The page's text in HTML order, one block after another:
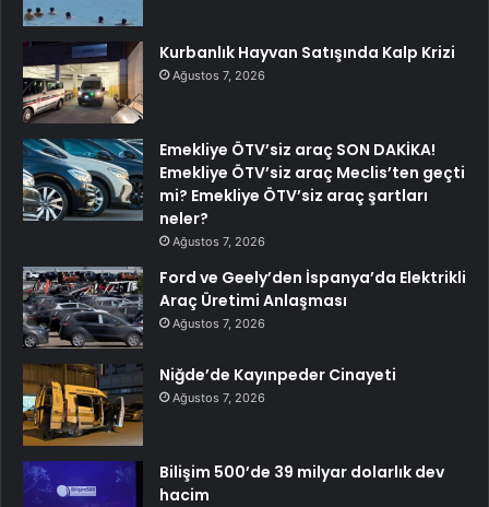
Kurbanlık Hayvan Satışında Kalp Krizi
Ağustos 7, 2026
Emekliye ÖTV’siz araç SON DAKİKA!
Emekliye ÖTV’siz araç Meclis’ten geçti
mi? Emekliye ÖTV’siz araç şartları
neler?
Ağustos 7, 2026
Ford ve Geely’den İspanya’da Elektrikli
Araç Üretimi Anlaşması
Ağustos 7, 2026
Niğde’de Kayınpeder Cinayeti
Ağustos 7, 2026
Bilişim 500’de 39 milyar dolarlık dev
hacim